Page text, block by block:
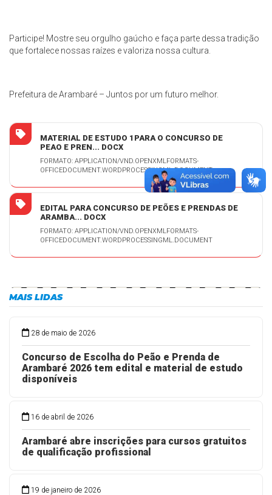
Participe! Mostre seu orgulho gaúcho e faça parte dessa tradição
que fortalece nossas raízes e valoriza nossa cultura.
Prefeitura de Arambaré – Juntos por um futuro melhor.
MATERIAL DE ESTUDO 1PARA O CONCURSO DE
PEAO E PREN... DOCX
FORMATO: APPLICATION/VND.OPENXMLFORMATS-
OFFICEDOCUMENT.WORDPROCESSINGML.DOCUMENT
EDITAL PARA CONCURSO DE PEÕES E PRENDAS DE
ARAMBA... DOCX
FORMATO: APPLICATION/VND.OPENXMLFORMATS-
OFFICEDOCUMENT.WORDPROCESSINGML.DOCUMENT
MAIS LIDAS
28 de maio de 2026
Concurso de Escolha do Peão e Prenda de
Arambaré 2026 tem edital e material de estudo
disponíveis
16 de abril de 2026
Arambaré abre inscrições para cursos gratuitos
de qualificação profissional
19 de janeiro de 2026